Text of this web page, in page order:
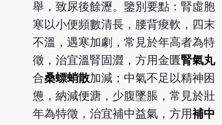
舉，致尿後餘瀝。鑒別要點：腎虛胞
寒以小便頻數清長，腰背痠軟，四末
不溫，遇寒加劇，常見於年高者為特
徵，治宜溫腎固澀，方用金匱腎氣丸
合桑螵蛸散加減；中氣不足以精神困
憊，納減便溏，少腹墜脹，常見於壯
年為特徵，治宜補中益氣，方用補中